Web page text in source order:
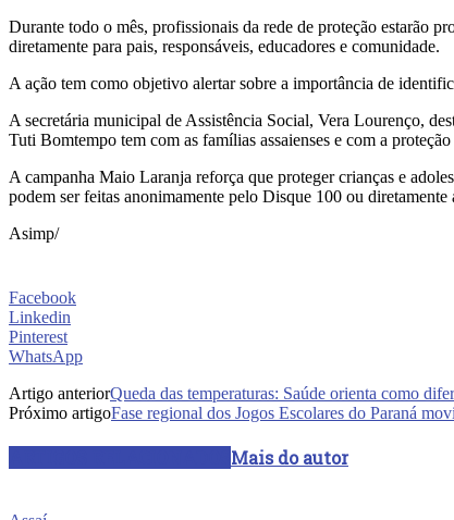
Durante todo o mês, profissionais da rede de proteção estarão
diretamente para pais, responsáveis, educadores e comunidade.
A ação tem como objetivo alertar sobre a importância de
A secretária municipal de Assistência Social, Vera Lourenço,
Tuti Bomtempo tem com as famílias assaienses e com a
A campanha Maio Laranja reforça que proteger crianças e
podem ser feitas anonimamente pelo Disque 100 ou
Asimp/
Facebook
Linkedin
Pinterest
WhatsApp
Artigo anteriorQueda das temperaturas: Saúde orienta como
Próximo artigoFase regional dos Jogos Escolares do Paraná
Mais do autor